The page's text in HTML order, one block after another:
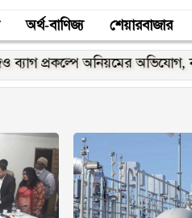
অর্থ-বাণিজ্য শেয়ারবাজার
অনিয়মের অভিযোগ,